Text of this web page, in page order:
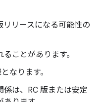
リリースになる可能性の
ことがあります。
なります。
は、RC 版または安定